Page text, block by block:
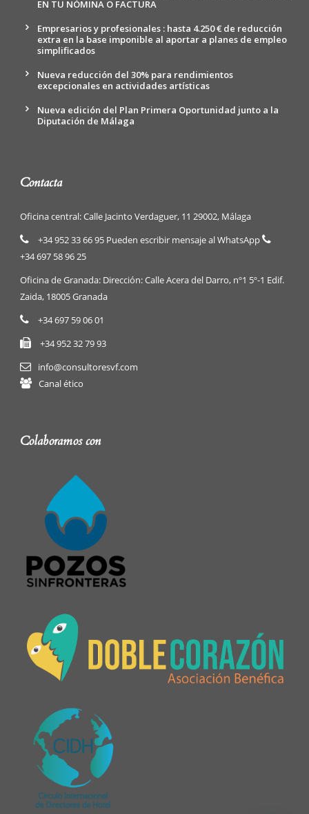
EN TU NÓMINA O FACTURA
Empresarios y profesionales : hasta 4.250 € de reducción
extra en la base imponible al aportar a planes de empleo
simplificados
Nueva reducción del 30% para rendimientos
excepcionales en actividades artísticas
Nueva edición del Plan Primera Oportunidad junto a la
Diputación de Málaga
Contacta
Oficina central: Calle Jacinto Verdaguer, 11 29002, Málaga
+34 952 33 66 95 Pueden escribir mensaje al WhatsApp
+34 697 58 96 25
Oficina de Granada: Dirección: Calle Acera del Darro, nº1 5º-1 Edif.
Zaida, 18005 Granada
+34 697 59 06 01
+34 952 32 79 93
info@consultoresvf.com
Canal ético
Colaboramos con